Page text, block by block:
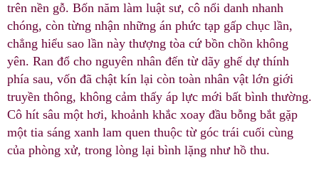
trên nền gỗ. Bốn năm làm luật sư, cô nổi danh nhanh
chóng, còn từng nhận những án phức tạp gấp chục lần,
chẳng hiểu sao lần này thượng tòa cứ bồn chồn không
yên. Ran đổ cho nguyên nhân đến từ dãy ghế dự thính
phía sau, vốn đã chật kín lại còn toàn nhân vật lớn giới
truyền thông, không cảm thấy áp lực mới bất bình thường.
Cô hít sâu một hơi, khoảnh khắc xoay đầu bỗng bắt gặp
một tia sáng xanh lam quen thuộc từ góc trái cuối cùng
của phòng xử, trong lòng lại bình lặng như hồ thu.